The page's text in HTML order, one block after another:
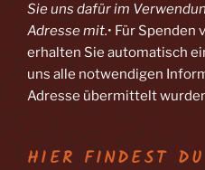
Sie uns dafür im
Adresse mit.• Für Spenden
erhalten Sie automatisch
uns alle notwendigen
Adresse übermittelt
HIER FINDEST